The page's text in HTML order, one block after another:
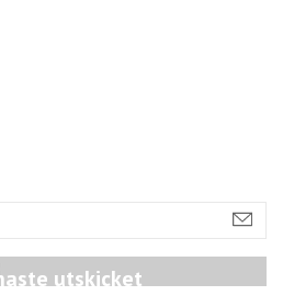
utskicket